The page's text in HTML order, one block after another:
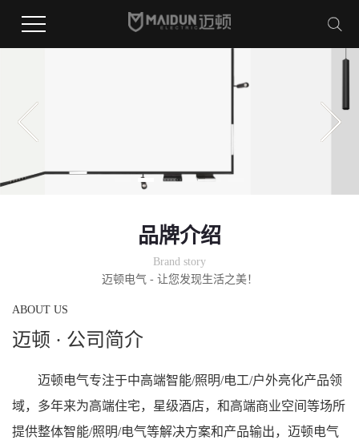
品牌介绍
Brand story
迈顿电气 - 让您发现生活之美！
ABOUT US
迈顿 · 公司简介
迈顿电气专注于中高端智能/照明/电工/户外亮化产品领
域，多年来为高端住宅，星级酒店，和高端商业空间等场所
提供整体智能/照明/电气等解决方案和产品输出，迈顿电气